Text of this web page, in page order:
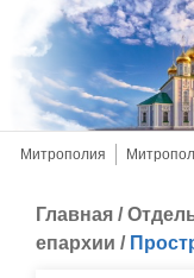
Митрополия
Главная /
епархии /